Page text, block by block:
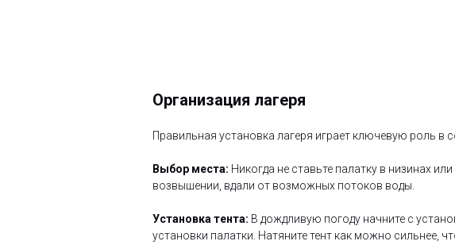
Организация лагеря
Правильная установка лагеря играет ключевую роль в
Выбор места: Никогда не ставьте палатку в низинах
возвышении, вдали от возможных потоков воды.
Установка тента: В дождливую погоду начните с
установки палатки. Натяните тент как можно сильнее,